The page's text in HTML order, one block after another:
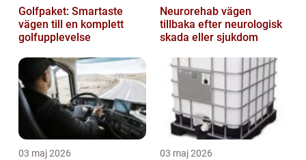
Golfpaket: Smartaste
vägen till en komplett
golfupplevelse
Neurorehab vägen
tillbaka efter neurologisk
skada eller sjukdom
03 maj 2026 03 maj 2026